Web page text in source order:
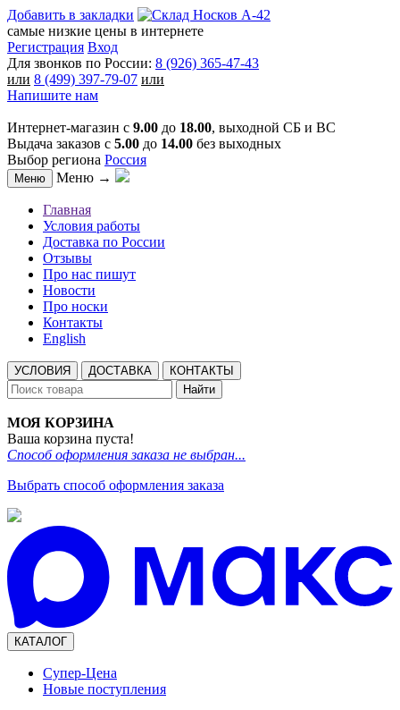
Добавить в закладки
самые низкие цены в интернете
Регистрация Вход
Для звонков по России: 8 (926) 365-47-43
или 8 (499) 397-79-07 или
Напишите нам
Интернет-магазин с 9.00 до 18.00, выходной СБ и ВС
Выдача заказов с 5.00 до 14.00 без выходных
Выбор региона Россия
Меню Меню →
Главная
Условия работы
Доставка по России
Отзывы
Про нас пишут
Новости
Про носки
Контакты
English
УСЛОВИЯ ДОСТАВКА
КОНТАКТЫ
Найти
МОЯ КОРЗИНА
Ваша корзина пуста!
Способ оформления заказа не выбран...
Выбрать способ оформления заказа
КАТАЛОГ
Супер-Цена
Новые поступления